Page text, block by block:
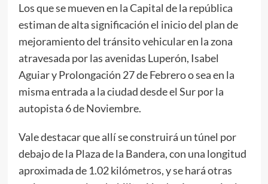
Los que se mueven en la Capital de la república
estiman de alta significación el inicio del plan de
mejoramiento del tránsito vehicular en la zona
atravesada por las avenidas Luperón, Isabel
Aguiar y Prolongación 27 de Febrero o sea en la
misma entrada a la ciudad desde el Sur por la
autopista 6 de Noviembre.
Vale destacar que allí se construirá un túnel por
debajo de la Plaza de la Bandera, con una longitud
aproximada de 1.02 kilómetros, y se hará otras